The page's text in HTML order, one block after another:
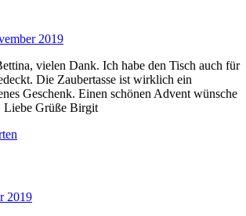
2019
vielen Dank. Ich habe den Tisch auch für
Die Zaubertasse ist wirklich ein
Geschenk. Einen schönen Advent wünsche
Liebe Grüße Birgit
2019